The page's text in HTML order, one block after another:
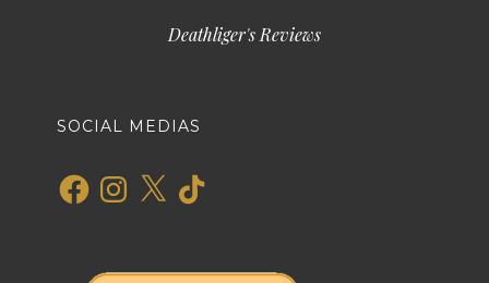
Deathliger's Reviews
SOCIAL MEDIAS
FacebookInstagram
X TikTok